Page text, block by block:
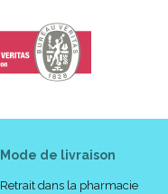
Mode de livraison
Retrait dans la pharmacie